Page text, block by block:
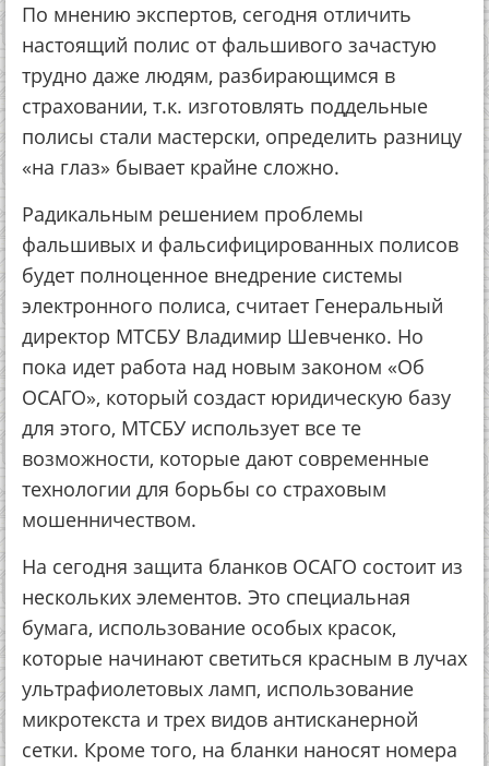
По мнению экспертов, сегодня отличить
настоящий полис от фальшивого зачастую
трудно даже людям, разбирающимся в
страховании, т.к. изготовлять поддельные
полисы стали мастерски, определить разницу
«на глаз» бывает крайне сложно.
Радикальным решением проблемы
фальшивых и фальсифицированных полисов
будет полноценное внедрение системы
электронного полиса, считает Генеральный
директор МТСБУ Владимир Шевченко. Но
пока идет работа над новым законом «Об
ОСАГО», который создаст юридическую базу
для этого, МТСБУ использует все те
возможности, которые дают современные
технологии для борьбы со страховым
мошенничеством.
На сегодня защита бланков ОСАГО состоит из
нескольких элементов. Это специальная
бумага, использование особых красок,
которые начинают светиться красным в лучах
ультрафиолетовых ламп, использование
микротекста и трех видов антисканерной
сетки. Кроме того, на бланки наносят номера